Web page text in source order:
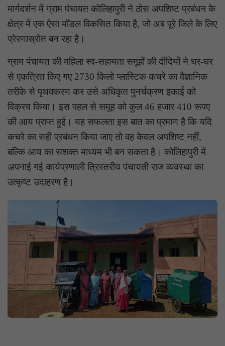
मार्गदर्शन में ग्राम पंचायत कोलिहापुरी ने ठोस अपशिष्ट प्रबंधन के
क्षेत्र में एक ऐसा मॉडल विकसित किया है, जो अब पूरे जिले के लिए
प्रेरणास्रोत बन रहा है।
ग्राम पंचायत की महिला स्व-सहायता समूहों की दीदियों ने घर-घर
से एकत्रित किए गए 2730 किलो प्लास्टिक कचरे का वैज्ञानिक
तरीके से पृथक्करण कर उसे अधिकृत पुनर्चक्रण इकाई को
विक्रय किया। इस पहल से समूह को कुल 46 हजार 410 रूपए
की आय प्राप्त हुई। यह सफलता इस बात का प्रमाण है कि यदि
कचरे का सही प्रबंधन किया जाए तो वह केवल अपशिष्ट नहीं,
बल्कि आय का सशक्त माध्यम भी बन सकता है। कोलिहापुरी में
अपनाई गई कार्यप्रणाली त्रिस्तरीय पंचायती राज व्यवस्था का
उत्कृष्ट उदाहरण है।